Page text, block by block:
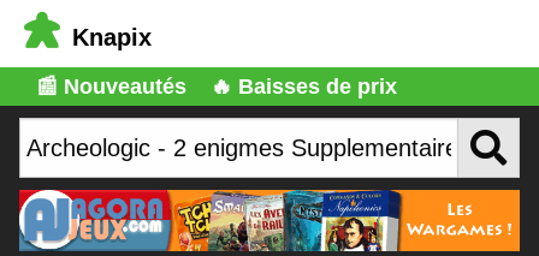
Knapix
📰 Nouveautés 🔥 Baisses de prix